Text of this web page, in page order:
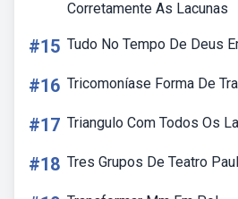
Corretamente As Lacunas
#15 Tudo No Tempo De Deus
#16 Tricomoníase Forma De
#17 Triangulo Com Todos Os
#18 Tres Grupos De Teatro